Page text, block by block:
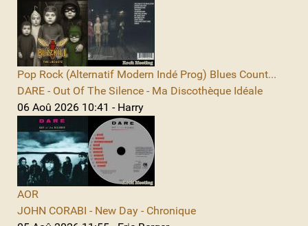
Pop Rock (Alternatif Modern Indé Prog) Blues Count...
DARE - Out Of The Silence - Ma Discothèque Idéale
06 Aoû 2026 10:41 - Harry
AOR
JOHN CORABI - New Day - Chronique